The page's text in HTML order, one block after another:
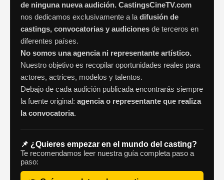
de ninguna nueva audición. CastingsCineTV.com
nos dedicamos exclusivamente a la difusión de
castings, convocatorias y audiciones de terceros en
diferentes países.
No somos una agencia ni representante artístico.
Nuestro objetivo es recopilar oportunidades reales para
actores, actrices, modelos y talentos.
Debajo de cada audición publicada encontrarás siempre
la fuente original: agencia o representante que realiza
la convocatoria.
📌 ¿Quieres empezar en el mundo del casting?
Te recomendamos leer nuestra guía completa paso a
paso: